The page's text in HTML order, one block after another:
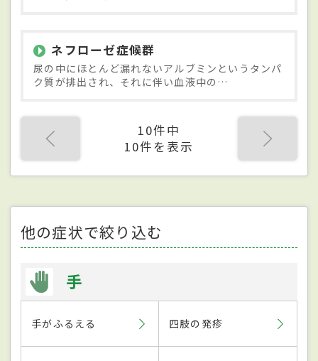
ネフローゼ症候群
尿の中にほとんど漏れないアルブミンというタンパ
ク質が排出され、それに伴い血液中の…
10件中
10件を表示
他の症状で絞り込む
手
手がふるえる 四肢の発疹